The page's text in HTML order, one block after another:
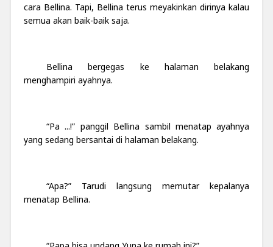
cara Bellina. Tapi, Bellina terus meyakinkan dirinya kalau
semua akan baik-baik saja.
Bellina bergegas ke halaman belakang
menghampiri ayahnya.
“Pa ...!” panggil Bellina sambil menatap ayahnya
yang sedang bersantai di halaman belakang.
“Apa?” Tarudi langsung memutar kepalanya
menatap Bellina.